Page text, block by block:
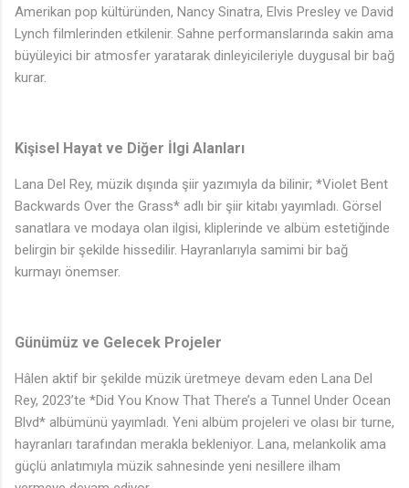
Amerikan pop kültüründen, Nancy Sinatra, Elvis Presley ve David
Lynch filmlerinden etkilenir. Sahne performanslarında sakin ama
büyüleyici bir atmosfer yaratarak dinleyicileriyle duygusal bir bağ
kurar.
Kişisel Hayat ve Diğer İlgi Alanları
Lana Del Rey, müzik dışında şiir yazımıyla da bilinir; *Violet Bent
Backwards Over the Grass* adlı bir şiir kitabı yayımladı. Görsel
sanatlara ve modaya olan ilgisi, kliplerinde ve albüm estetiğinde
belirgin bir şekilde hissedilir. Hayranlarıyla samimi bir bağ
kurmayı önemser.
Günümüz ve Gelecek Projeler
Hâlen aktif bir şekilde müzik üretmeye devam eden Lana Del
Rey, 2023’te *Did You Know That There’s a Tunnel Under Ocean
Blvd* albümünü yayımladı. Yeni albüm projeleri ve olası bir turne,
hayranları tarafından merakla bekleniyor. Lana, melankolik ama
güçlü anlatımıyla müzik sahnesinde yeni nesillere ilham
♪